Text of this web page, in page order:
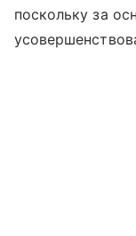
поскольку за